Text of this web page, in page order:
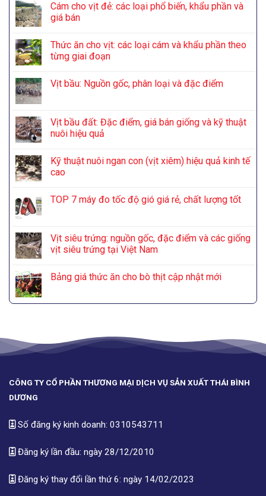
Cám cho vịt đẻ: các loại phổ biến, khẩu phần và
giá bán
Thức ăn cho vịt: các loại cám và khẩu phần theo
từng giai đoạn
Vịt bầu: Nguồn gốc, phân loại và đặc điểm
Vịt bầu đất: Đặc điểm, giá bán giống và kỹ thuật
nuôi hiệu quả
Kỹ thuật nuôi ngan con (vịt xiêm) hiệu quả kinh tế
cao
TOP 7 máy đo tốc độ gió giá rẻ, chất lượng tốt
Vịt siêu trứng: nguồn gốc, đặc điểm và các giống
vịt siêu trứng tại Việt Nam
Bảng giá thức ăn cho bò thịt cập nhật mới
CÔNG TY CỔ PHẦN THƯƠNG MẠI DỊCH VỤ SẢN XUẤT THÁI BÌNH
DƯƠNG
Số đăng ký kinh doanh: 0310543711
Đăng ký lần đầu: ngày 28/12/2010
Đăng ký thay đổi lần thứ 6: ngày 14/02/2023